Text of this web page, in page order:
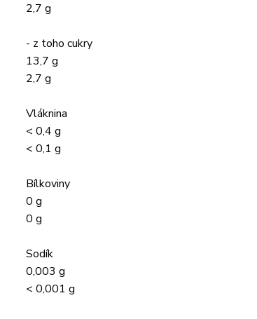
2,7 g
- z toho cukry
13,7 g
2,7 g
Vláknina
< 0,4 g
< 0,1 g
Bílkoviny
0 g
0 g
Sodík
0,003 g
< 0,001 g